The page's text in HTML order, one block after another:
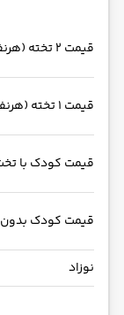
قیمت 2 تخته (هرنفر)
قیمت 1 تخته (هرنفر)
قیمت کودک با
قیمت کودک
نوزاد